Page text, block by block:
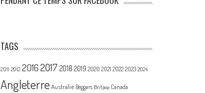
TAGS
2011 2012 20162017 2018 2019 2020 2021 2022 2023 2024
Angleterre Australie Beggars Britpop Canada